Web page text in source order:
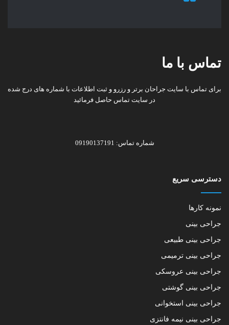
تماس با ما
برای تماس با سایت جراحان برتر و رزرو و ثبت اطلاعات با شماره های درج شده
در سایت تماس حاصل فرمائید
شماره تماس: 09190137191
دسترسی سریع
نمونه کارها
جراحی بینی
جراحی بینی طبیعی
جراحی بینی ترمیمی
جراحی بینی عروسکی
جراحی بینی گوشتی
جراحی بینی استخوانی
جراحی بینی نیمه فانتزی